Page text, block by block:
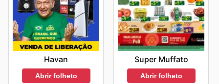
Havan
Abrir folheto
Super Muffato
Abrir folheto